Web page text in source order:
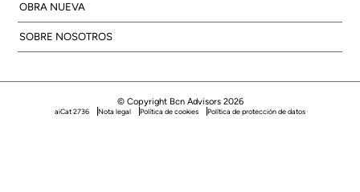
OBRA NUEVA
SOBRE NOSOTROS
© Copyright Bcn Advisors 2026
aiCat 2736 Nota legal Política de cookies Política de protección de datos